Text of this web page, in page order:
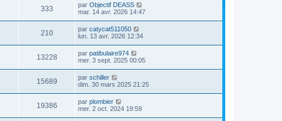
333 par Objectif DEASS
mar. 14 avr. 2026 14:47
210 par catycat511050
lun. 13 avr. 2026 12:34
13228 par patibulaire974
mer. 3 sept. 2025 00:05
15689 par schiller
dim. 30 mars 2025 21:25
19386 par plombier
mer. 2 oct. 2024 19:59